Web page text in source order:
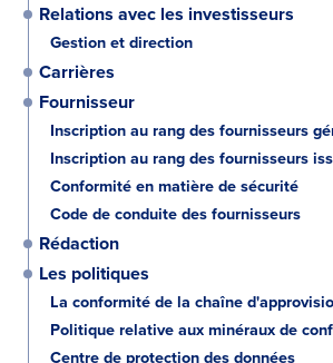
Relations avec les investisseurs
Gestion et direction
Carrières
Fournisseur
Inscription au rang des fournisseurs
Inscription au rang des fournisseurs
Conformité en matière de sécurité
Code de conduite des fournisseurs
Rédaction
Les politiques
La conformité de la chaîne
Politique relative aux minéraux de
Centre de protection des données